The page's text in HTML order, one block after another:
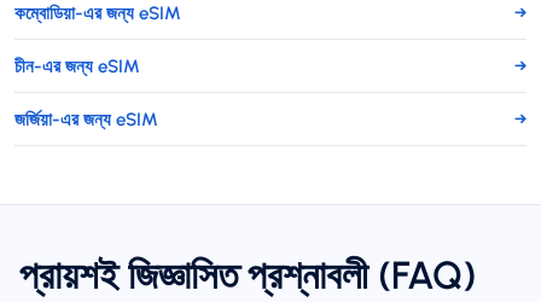
কম্বোডিয়া-এর জন্য eSIM →
চীন-এর জন্য eSIM →
জর্জিয়া-এর জন্য eSIM →
প্রায়শই জিজ্ঞাসিত প্রশ্নাবলী (FAQ)